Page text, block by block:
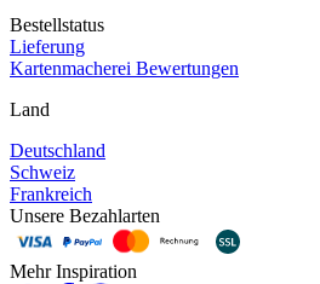
Bestellstatus
Lieferung
Kartenmacherei Bewertungen
Land
Deutschland
Schweiz
Frankreich
Unsere Bezahlarten
Mehr Inspiration